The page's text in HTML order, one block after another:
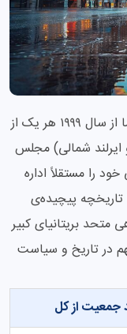
اگرچه دولت مرکزی در لندن مستقر است، اما از سال ۱۹۹۹ هر یک از
ایرلند شمالی) مجلس
را مستقلاً اداره
تاریخچه پیچیده‌ی
متحد بریتانیای کبیر
در تاریخ و سیاست
جمعیت از کل